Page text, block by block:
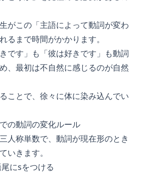
がこの「主語によって動詞が変わ
るまで時間がかかります。
です」も「彼は好きです」も動詞
、最初は不自然に感じるのが自然
ことで、徐々に体に染み込んでい
の動詞の変化ルール
人称単数で、動詞が現在形のとき
いきます。
にsをつける